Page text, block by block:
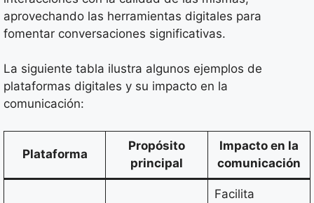
aprovechando las herramientas digitales para
fomentar conversaciones significativas.
La siguiente tabla ilustra algunos ejemplos de
plataformas digitales y su impacto en la
comunicación:
Plataforma
Propósito
principal
Impacto en la
comunicación
Facilita